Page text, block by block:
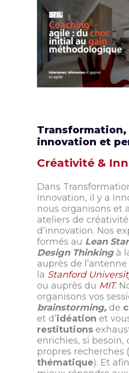
SFIL |
AGILE
Agile
Coaching
Design Thinking
Gestion de projets
Innovation
Transformation,
innovation et
Créativité &
Dans
Innovation, il y a
nous organisons et
ateliers de
d’innovation. Nos
formés au Lean
Design Thinkingà
auprès de
la Stanford
ou auprès du MIT.
organisons vos
brainstorming, de
et d’idéation et
restitutions
enrichies, si besoin,
propres recherches (
thématique). Et